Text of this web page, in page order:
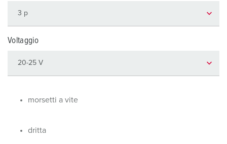
Voltaggio
morsetti a vite
dritta